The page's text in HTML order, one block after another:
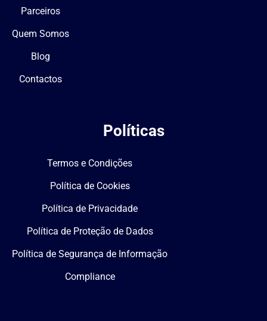
Parceiros
Quem Somos
Blog
Contactos
Políticas
Termos e Condições
Política de Cookies
Política de Privacidade
Política de Proteção de Dados
Política de Segurança de Informação
Compliance